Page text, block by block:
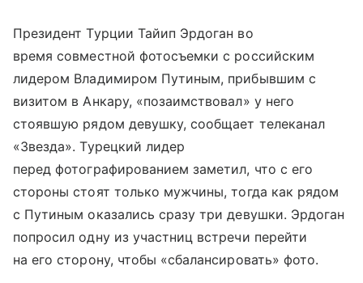
Президент Турции Тайип Эрдоган во
время совместной фотосъемки с российским
лидером Владимиром Путиным, прибывшим с
визитом в Анкару, «позаимствовал» у него
стоявшую рядом девушку, сообщает телеканал
«Звезда». Турецкий лидер
перед фотографированием заметил, что с его
стороны стоят только мужчины, тогда как рядом
с Путиным оказались сразу три девушки. Эрдоган
попросил одну из участниц встречи перейти
на его сторону, чтобы «сбалансировать» фото.